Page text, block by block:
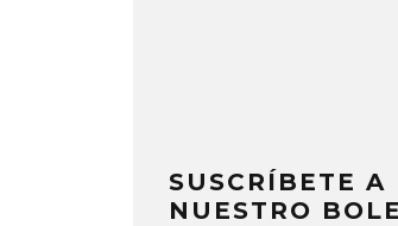
SUSCRÍBETE A
NUESTRO